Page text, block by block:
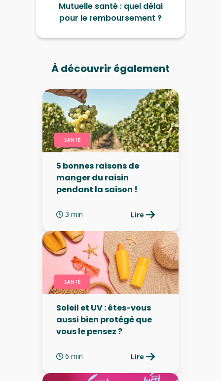
Mutuelle santé : quel délai
pour le remboursement ?
À découvrir également
SANTÉ
5 bonnes raisons de
manger du raisin
pendant la saison !
3 min Lire
SANTÉ
Soleil et UV : êtes-vous
aussi bien protégé que
vous le pensez ?
6 min Lire